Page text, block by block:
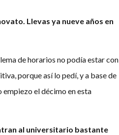
Llevas ya nueve años en
de horarios no podía estar con
porque así lo pedí, y a base de
empiezo el décimo en esta
al universitario bastante